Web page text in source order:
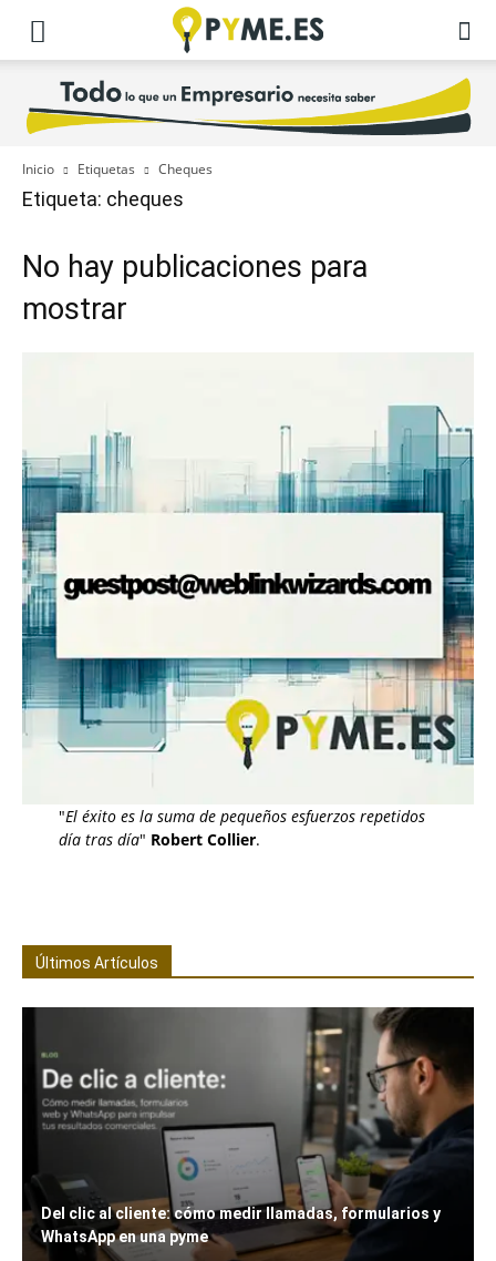
Inicio Etiquetas Cheques
Etiqueta: cheques
No hay publicaciones para
mostrar
"El éxito es la suma de pequeños esfuerzos repetidos
día tras día" Robert Collier.
Últimos Artículos
Del clic al cliente: cómo medir llamadas, formularios y
WhatsApp en una pyme